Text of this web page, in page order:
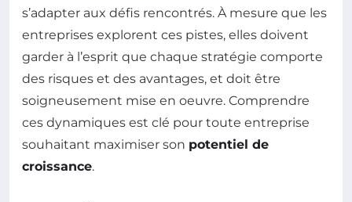
s’adapter aux défis rencontrés. À mesure que les
entreprises explorent ces pistes, elles doivent
garder à l’esprit que chaque stratégie comporte
des risques et des avantages, et doit être
soigneusement mise en oeuvre. Comprendre
ces dynamiques est clé pour toute entreprise
souhaitant maximiser son potentiel de
croissance.